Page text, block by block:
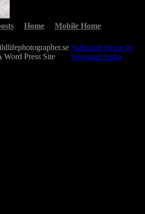
Home
Mobile Home
Word Press Site
Suffusion theme by
Sayontan Sinha